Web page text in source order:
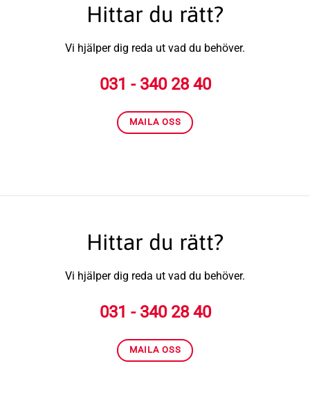
Hittar du rätt?
Vi hjälper dig reda ut vad du behöver.
031 - 340 28 40
MAILA OSS
Hittar du rätt?
Vi hjälper dig reda ut vad du behöver.
031 - 340 28 40
MAILA OSS